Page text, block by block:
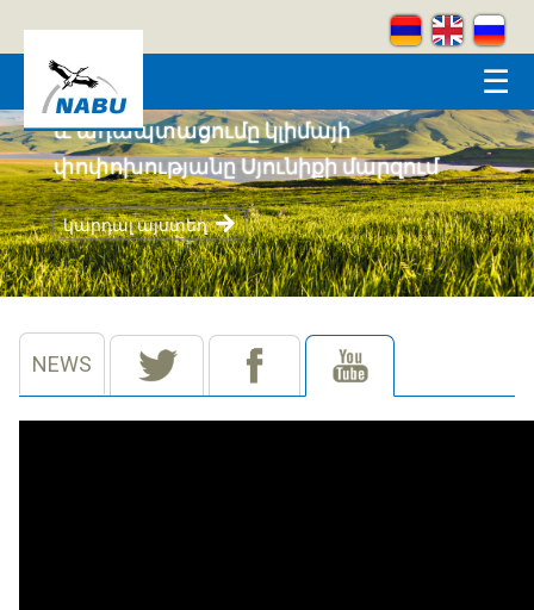
☰
Համայնքահեն բնապահպանությունը
և ադապտացումը կլիմայի
փոփոխությանը Սյունիքի մարզում
կարդալ այստեղ
NEWS tw fb yt(active tab)